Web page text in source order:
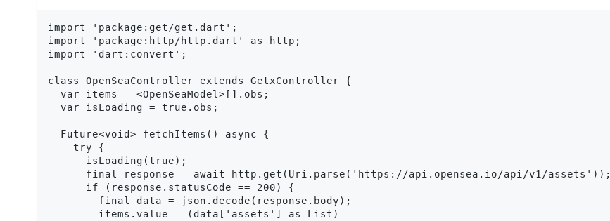
import 'package:get/get.dart';
import 'package:http/http.dart' as http;
import 'dart:convert';
class OpenSeaController extends GetxController {
  var items = <OpenSeaModel>[].obs;
  var isLoading = true.obs;
  Future<void> fetchItems() async {
    try {
      isLoading(true);
      final response = await http.get(Uri.parse('https://api.opensea.io/api/v1/assets'));
      if (response.statusCode == 200) {
        final data = json.decode(response.body);
        items.value = (data['assets'] as List)